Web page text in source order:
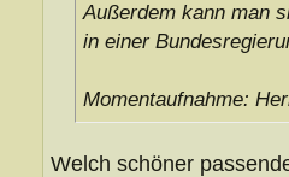
Außerdem kann man
in einer
Momentaufnahme:
Welch schöner